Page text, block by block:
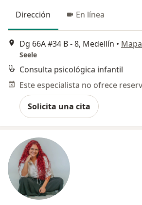
Dirección En línea
Dg 66A #34 B - 8, Medellín • Mapa
Seele
Consulta psicológica infantil
Solicita una cita